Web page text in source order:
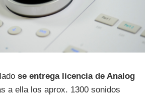
se entrega licencia de Analog
a ella los aprox. 1300 sonidos